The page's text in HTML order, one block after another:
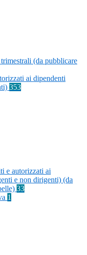
trimestrali (da pubblicare
ai dipendenti
353
e autorizzati ai
e non dirigenti) (da
33
1